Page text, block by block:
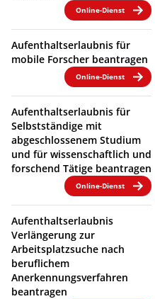
Online-Dienst
Aufenthaltserlaubnis für
mobile Forscher beantragen
Online-Dienst
Aufenthaltserlaubnis für
Selbstständige mit
abgeschlossenem Studium
und für wissenschaftlich und
forschend Tätige beantragen
Online-Dienst
Aufenthaltserlaubnis
Verlängerung zur
Arbeitsplatzsuche nach
beruflichem
Anerkennungsverfahren
beantragen